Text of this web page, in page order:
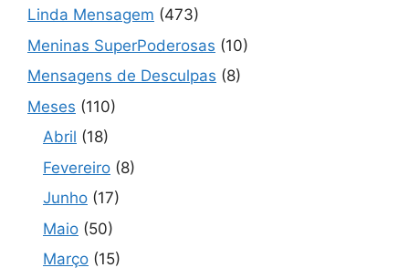
Linda Mensagem (473)
Meninas SuperPoderosas (10)
Mensagens de Desculpas (8)
Meses (110)
Abril (18)
Fevereiro (8)
Junho (17)
Maio (50)
Março (15)